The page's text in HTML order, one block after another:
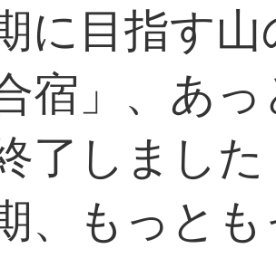
に目指す
宿」、あ
了しました
、もっと